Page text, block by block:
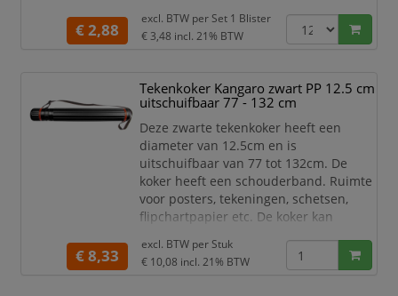
onder de knie wordt gekregen.
Kidy Learn Magic oefenpen extra
ondersteuning bij het vormen van
letters. De pen is ide
€ 2,88
excl. BTW per Set 1 Blister
€ 3,48 incl. 21% BTW
Tekenkoker Kangaro zwart PP 12.5 cm
uitschuifbaar 77 - 132 cm
Deze zwarte tekenkoker heeft een
diameter van 12.5cm en is
uitschuifbaar van 77 tot 132cm. De
koker heeft een schouderband. Ruimte
voor posters, tekeningen, schetsen,
flipchartpapier etc. De koker kan
koker is met behulp van de verstelbare
schouderriem makkelijk te dragen
€ 8,33
excl. BTW per Stuk
€ 10,08 incl. 21% BTW